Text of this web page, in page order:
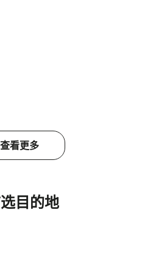
查看更多
目的地